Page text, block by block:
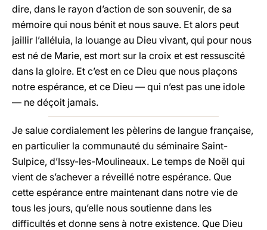
dire, dans le rayon d’action de son souvenir, de sa
mémoire qui nous bénit et nous sauve. Et alors peut
jaillir l’alléluia, la louange au Dieu vivant, qui pour nous
est né de Marie, est mort sur la croix et est ressuscité
dans la gloire. Et c’est en ce Dieu que nous plaçons
notre espérance, et ce Dieu — qui n’est pas une idole
— ne déçoit jamais.
Je salue cordialement les pèlerins de langue française,
en particulier la communauté du séminaire Saint-
Sulpice, d’Issy-les-Moulineaux. Le temps de Noël qui
vient de s’achever a réveillé notre espérance. Que
cette espérance entre maintenant dans notre vie de
tous les jours, qu’elle nous soutienne dans les
difficultés et donne sens à notre existence. Que Dieu